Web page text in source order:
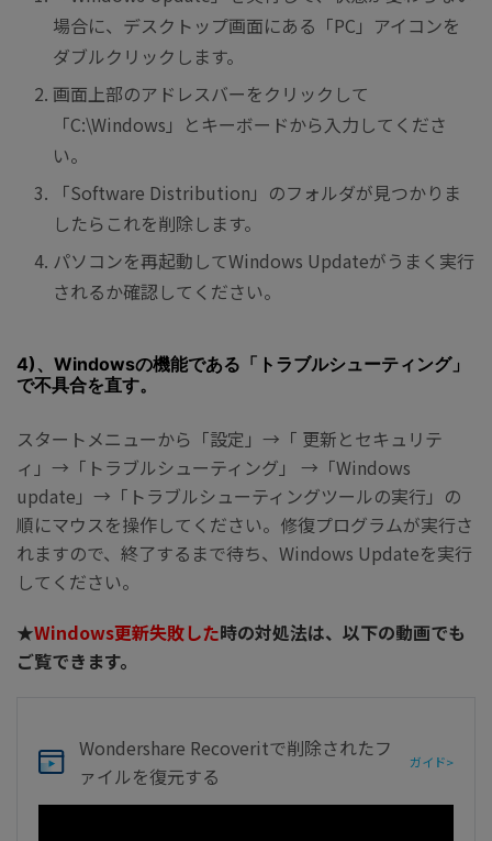
場合に、デスクトップ画面にある「PC」アイコンを
ダブルクリックします。
画面上部のアドレスバーをクリックして
「C:\Windows」とキーボードから入力してくださ
い。
「Software Distribution」のフォルダが見つかりま
したらこれを削除します。
パソコンを再起動してWindows Updateがうまく実行
されるか確認してください。
4)、Windowsの機能である「トラブルシューティング」
で不具合を直す。
スタートメニューから「設定」→「 更新とセキュリテ
ィ」→「トラブルシューティング」 →「Windows
update」→「トラブルシューティングツールの実行」の
順にマウスを操作してください。修復プログラムが実行さ
れますので、終了するまで待ち、Windows Updateを実行
してください。
★Windows更新失敗した時の対処法は、以下の動画でも
ご覧できます。
Wondershare Recoveritで削除されたフ
ァイルを復元する
ガイド>